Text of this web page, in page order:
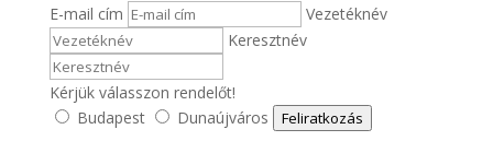
E-mail cím
Vezetéknév
Keresztnév
Kérjük válasszon rendelőt!
Budapest
Dunaújváros Feliratkozás